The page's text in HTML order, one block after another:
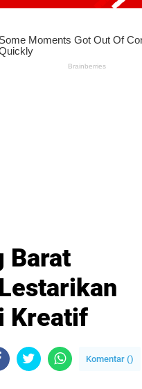
Barat
Kreatif
Komentar ()